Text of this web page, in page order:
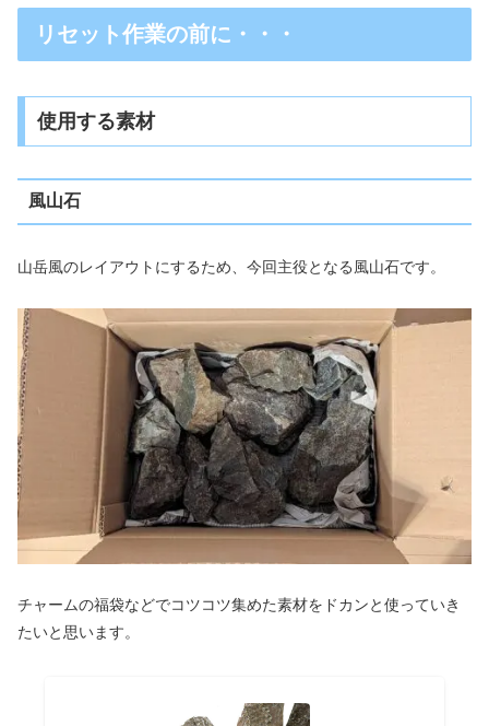
リセット作業の前に・・・
使用する素材
風山石
山岳風のレイアウトにするため、今回主役となる風山石です。
チャームの福袋などでコツコツ集めた素材をドカンと使っていき
たいと思います。